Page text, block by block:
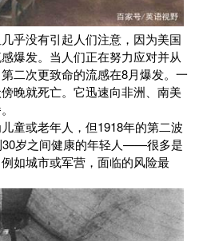
乎没有引起人们注意，因为美国
爆发。当人们正在努力应对并从
二次更致命的流感在8月爆发。一
晚就死亡。它迅速向非洲、南美
童或老年人，但1918年的第二波
30岁之间健康的年轻人——很多是
如城市或军营，面临的风险最